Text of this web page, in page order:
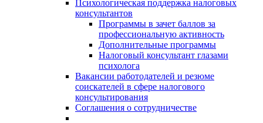
Психологическая поддержка налоговых
консультантов
Программы в зачет баллов за
профессиональную активность
Дополнительные программы
Налоговый консультант глазами
психолога
Вакансии работодателей и резюме
соискателей в сфере налогового
консультирования
Соглашения о сотрудничестве